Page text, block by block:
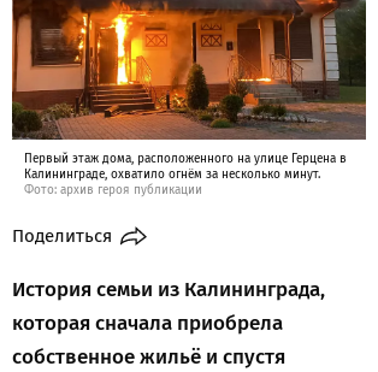
Первый этаж дома, расположенного на улице Герцена в
Калининграде, охватило огнём за несколько минут.
Фото: архив героя публикации
Поделиться
История семьи из Калининграда,
которая сначала приобрела
собственное жильё и спустя